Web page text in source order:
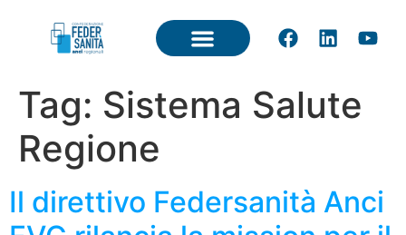
Tag: Sistema Salute
Regione
Il direttivo Federsanità Anci